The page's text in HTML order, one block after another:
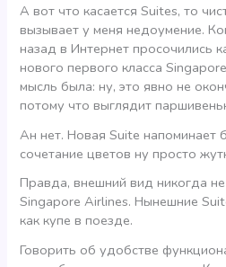
А вот что касается Suites, то
вызывает у меня недоумение.
назад в Интернет просочились
нового первого класса
мысль была: ну, это явно не
потому что выглядит
Ан нет. Новая Suite напоминает
сочетание цветов ну просто
Правда, внешний вид никогда
Singapore Airlines. Нынешние
как купе в поезде.
Говорить об удобстве